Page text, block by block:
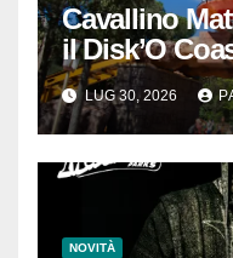
Cavallino
il Disk’O
d’Italia
LUG 30, 2026
NOVITÀ